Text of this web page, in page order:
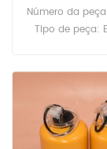
para
Número da
Tipo de peça:
encomenda: 60
Elemento
hidráulico